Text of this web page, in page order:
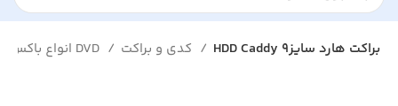
انواع باکس هارد و DVD HDD Caddy براکت هارد سایز9